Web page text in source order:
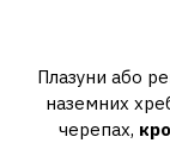
Плазуни або
наземних
черепах,